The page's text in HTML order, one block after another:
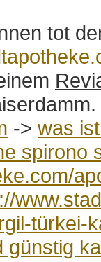
tot
-> was
spirono
türkei-
günstig